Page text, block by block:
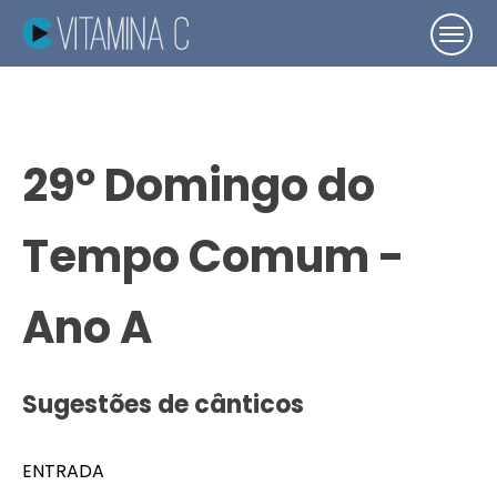
29º Domingo do
Tempo Comum -
Ano A
Sugestões de cânticos
ENTRADA